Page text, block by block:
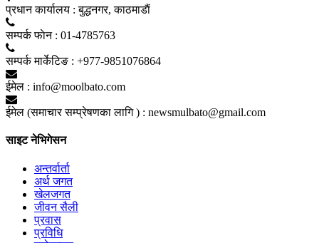
प्रधान कार्यालय : बुद्धनगर, काठमाडाैं
सम्पर्क फाेन : 01-4785763
सम्पर्क मार्केटिङ : +977-9851076864
ईमेल : info@moolbato.com
ईमेल (समाचार सम्प्रेषणका लागि ) : newsmulbato@gmail.com
साइट नेभिगेसन
अन्तर्वार्ता
अर्थ जगत
खेलजगत
जीवन सैली
प्रवास
प्रविधि